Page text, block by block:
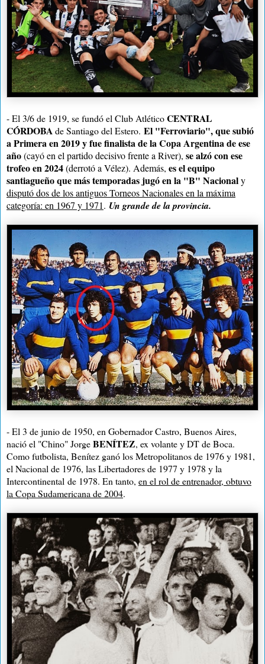
- El 3/6 de 1919, se fundó el Club AtléticoCENTRAL
CÓRDOBAde Santiago del Estero. El "Ferroviario", que subió
a Primera en 2019 y fue finalista de la Copa Argentina de ese
año(cayó en el partido decisivo frente a River), se alzó con ese
trofeo en 2024(derrotó a Vélez). Además, es el equipo
santiagueño que más temporadas jugó en la "B" Nacionaly
disputó dos de los antiguos Torneos Nacionales en la máxima
categoría: en 1967 y 1971. Un grande de la provincia.
- El 3 de junio de 1950, en Gobernador Castro, Buenos Aires,
nació el "Chino" JorgeBENÍTEZ, ex volante y DT de Boca.
Como futbolista, Benítez ganó los Metropolitanos de 1976 y 1981,
el Nacional de 1976, las Libertadores de 1977 y 1978 yla
Intercontinental de 1978. En tanto, en el rol de entrenador, obtuvo
la Copa Sudamericana de 2004.